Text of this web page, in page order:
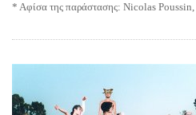
* Αφίσα της παράστασης: Nicolas Poussin,